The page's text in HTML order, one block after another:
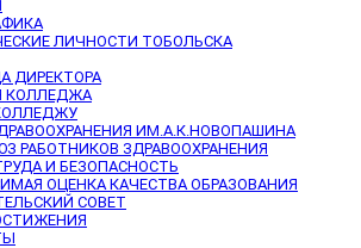
ЛИЧНОСТИ ТОБОЛЬСКА
ДИРЕКТОРА
КОЛЛЕДЖА
ИМ.А.К.НОВОПАШИНА
РАБОТНИКОВ ЗДРАВООХРАНЕНИЯ
И БЕЗОПАСНОСТЬ
ОЦЕНКА КАЧЕСТВА ОБРАЗОВАНИЯ
СОВЕТ